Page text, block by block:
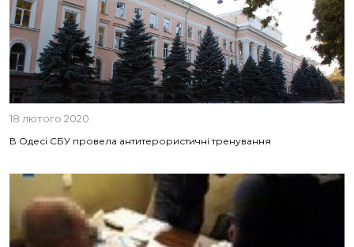
18 лютого 2020
В Одесі СБУ провела антитерористичні тренування